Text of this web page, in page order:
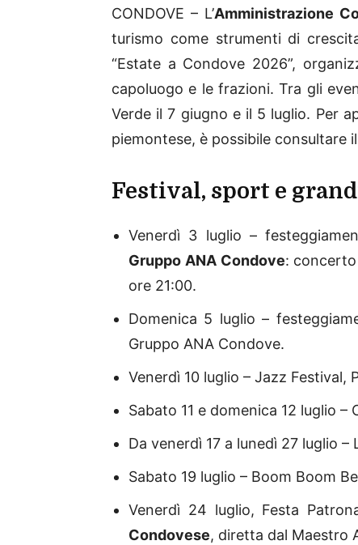
CONDOVE – L’Amministrazione
turismo come strumenti di
“Estate a Condove 2026”,
capoluogo e le frazioni. Tra gli
Verde il 7 giugno e il 5 luglio. Per
piemontese, è possibile consultare
Festival, sport e
Venerdì 3 luglio –
Gruppo ANA Condove:
ore 21:00.
Domenica 5 luglio –
Gruppo ANA Condove.
Venerdì 10 luglio – Jazz Festival,
Sabato 11 e domenica 12 luglio –
Da venerdì 17 a lunedì 27 luglio –
Sabato 19 luglio – Boom Boom
Venerdì 24 luglio, Festa
Condovese, diretta dal Maestro